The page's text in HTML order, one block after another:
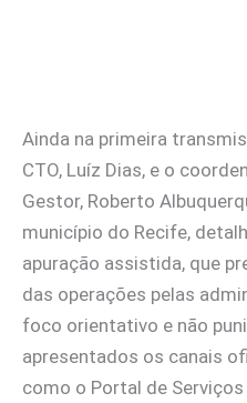
Ainda na primeira
CTO, Luíz Dias, e o
Gestor, Roberto
município do Recife,
apuração assistida, que
das operações pelas
foco orientativo e não
apresentados os canais
como o Portal de